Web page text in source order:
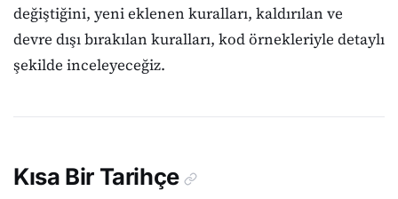
değiştiğini, yeni eklenen kuralları, kaldırılan ve
devre dışı bırakılan kuralları, kod örnekleriyle detaylı
şekilde inceleyeceğiz.
Kısa Bir Tarihçe